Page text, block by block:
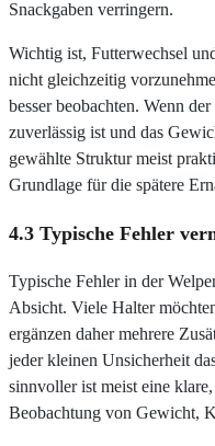
Snackgaben verringern.
Wichtig ist, Futterwechsel
nicht gleichzeitig
besser beobachten. Wenn
zuverlässig ist und das
gewählte Struktur meist
Grundlage für die spätere
4.3 Typische Fehler
Typische Fehler in der
Absicht. Viele Halter
ergänzen daher mehrere
jeder kleinen Unsicherheit
sinnvoller ist meist eine
Beobachtung von Gewicht,